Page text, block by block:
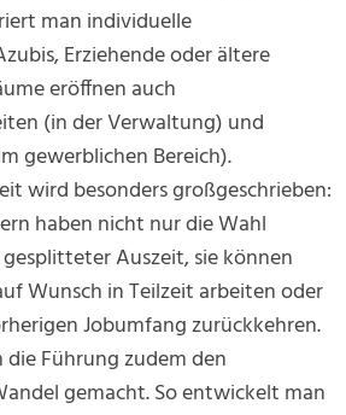
man individuelle
Erziehende oder ältere
eröffnen auch
(in der Verwaltung) und
gewerblichen Bereich).
wird besonders großgeschrieben:
haben nicht nur die Wahl
Auszeit, sie können
Wunsch in Teilzeit arbeiten oder
Jobumfang zurückkehren.
Führung zudem den
gemacht. So entwickelt man